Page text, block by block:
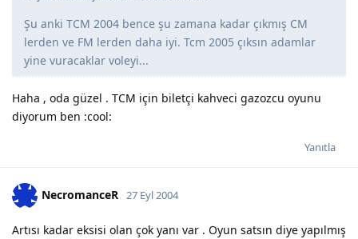
Şu anki TCM 2004 bence şu zamana kadar çıkmış CM
lerden ve FM lerden daha iyi. Tcm 2005 çıksın adamlar
yine vuracaklar voleyi...
Haha , oda güzel . TCM için biletçi kahveci gazozcu oyunu
diyorum ben :cool:
Yanıtla
NecromanceR 27 Eyl 2004
Artısı kadar eksisi olan çok yanı var . Oyun satsın diye yapılmış